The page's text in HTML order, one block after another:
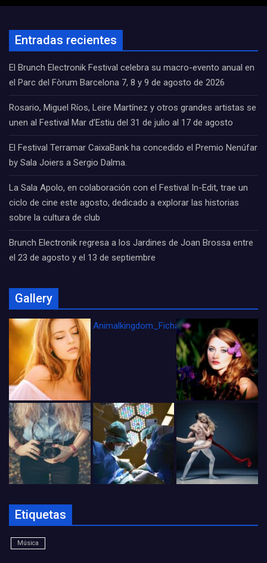
Entradas recientes
El Brunch Electronik Festival celebra su macro-evento anual en
el Parc del Fòrum Barcelona 7, 8 y 9 de agosto de 2026
Rosario, Miguel Ríos, Leire Martínez y otros grandes artistas se
unen al Festival Mar d’Estiu del 31 de julio al 17 de agosto
El Festival Terramar CaixaBank ha concedido el Premio Nenúfar
by Sala Joiers a Sergio Dalma.
La Sala Apolo, en colaboración con el Festival In-Edit, trae un
ciclo de cine este agosto, dedicado a explorar las historias
sobre la cultura de club
Brunch Electronik regresa a los Jardines de Joan Brossa entre
el 23 de agosto y el 13 de septiembre
Gallery
Animalkingdom_FichaCine
Etiquetas
Música